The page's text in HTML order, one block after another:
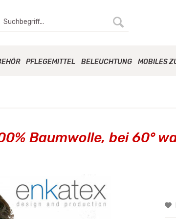
PFLEGEMITTEL BELEUCHTUNG MOBILES
Baumwolle, bei 60°